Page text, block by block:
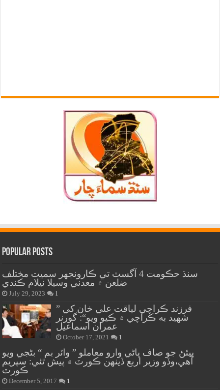
Popular Posts
سنڌ حڪومت 4 آگسٽ تي ڪارونجهر سميت مختلف
ضلعن ۾ معدني وسيلا نيلام ڪندي
July 29, 2023 1
” فرزند ڪراچي لياقت علي خان کي
شهيد به ڪراچي ۾ ڪيو ويو“: گورنر
عمران اسماعيل
October 17, 2021 1
پيئڻ جو صاف پاڻي وارو معاملو ” واٽر بم “ بڻجي ويو
آهي،وڏو وزير اربع ڏينهن ڪورٽ ۾ پيش ٿئي: سپريم
ڪورٽ
December 5, 2017 1